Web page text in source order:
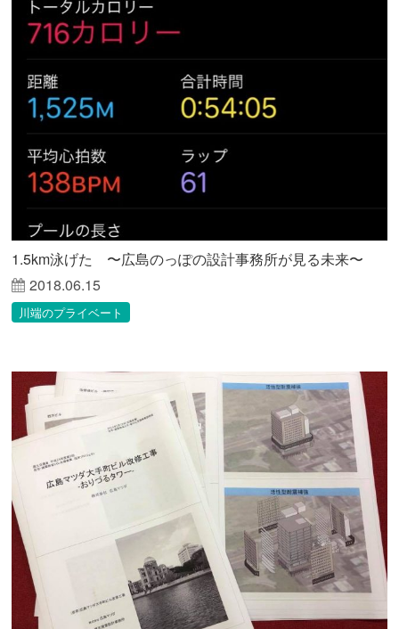
1.5km泳げた 〜広島のっぽの設計事務所が見る未来〜
2018.06.15
川端のプライベート